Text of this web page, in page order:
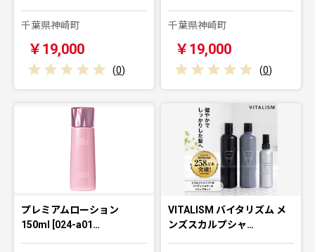
千葉県神崎町
￥19,000
(0)
千葉県神崎町
￥19,000
(0)
プレミアムローション
150ml [024-a01…
VITALISM バイタリズム メ
ンズスカルプシャ…